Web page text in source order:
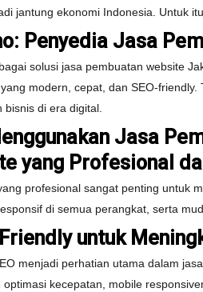
jantung ekonomi Indonesia. Untuk
Penyedia Jasa
solusi jasa pembuatan website
modern, cepat, dan SEO-
bisnis di era digital.
Jasa
yang Profesional
profesional sangat penting untuk
di semua perangkat, serta
untuk
menjadi perhatian utama dalam
kecepatan, mobile